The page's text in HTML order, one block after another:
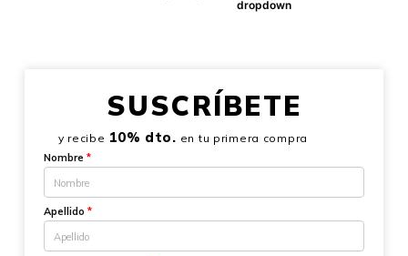
SUSCRÍBETE
y recibe 10% dto. en tu primera compra
Nombre *
Apellido *